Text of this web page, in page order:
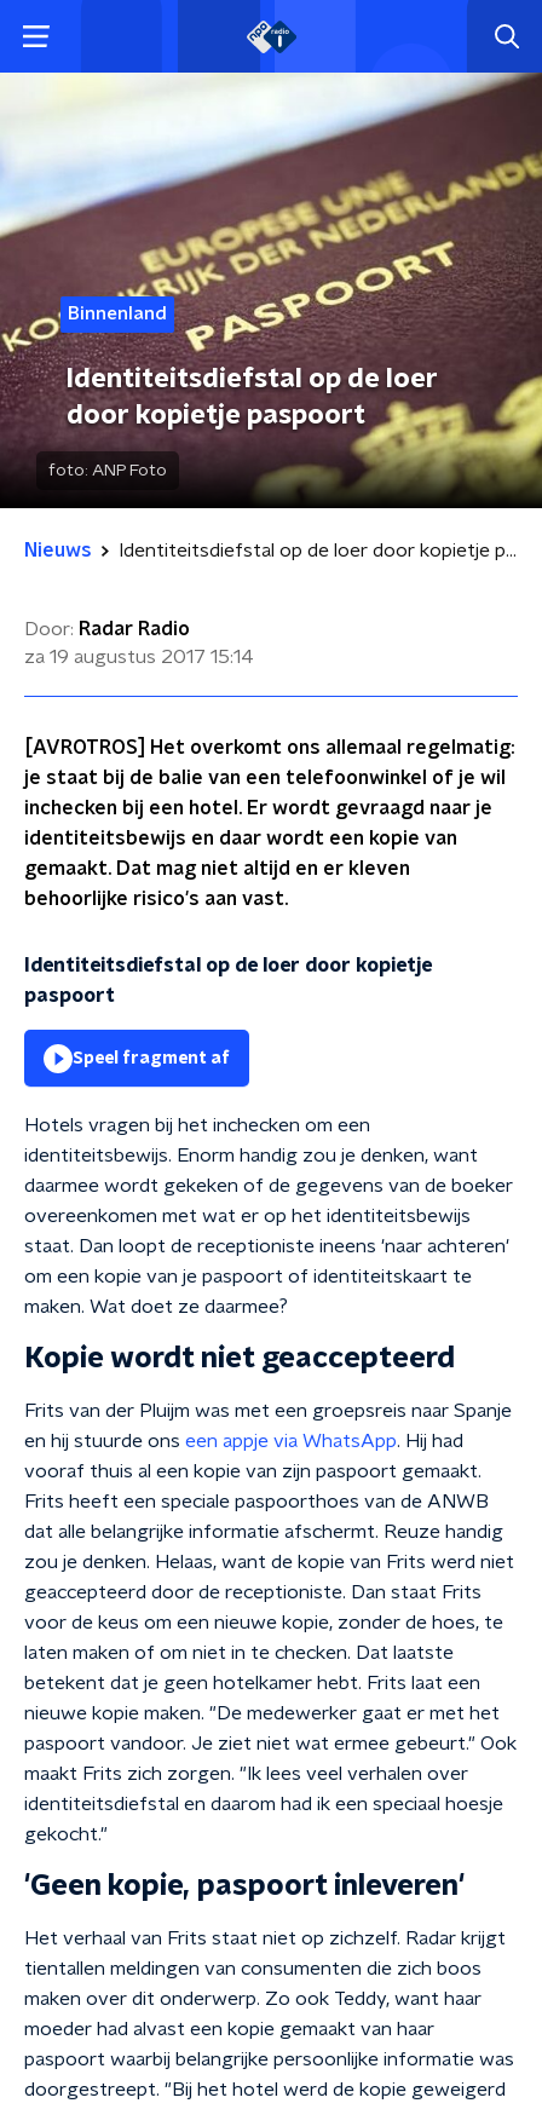
Binnenland
Identiteitsdiefstal op de loer
door kopietje paspoort
foto: ANP Foto
Nieuws Identiteitsdiefstal op de loer door kopietje paspoort
Door: Radar Radio
za 19 augustus 2017 15:14
[AVROTROS] Het overkomt ons allemaal regelmatig:
je staat bij de balie van een telefoonwinkel of je wil
inchecken bij een hotel. Er wordt gevraagd naar je
identiteitsbewijs en daar wordt een kopie van
gemaakt. Dat mag niet altijd en er kleven
behoorlijke risico's aan vast.
Identiteitsdiefstal op de loer door kopietje
paspoort
Speel fragment af
Hotels vragen bij het inchecken om een
identiteitsbewijs. Enorm handig zou je denken, want
daarmee wordt gekeken of de gegevens van de boeker
overeenkomen met wat er op het identiteitsbewijs
staat. Dan loopt de receptioniste ineens 'naar achteren'
om een kopie van je paspoort of identiteitskaart te
maken. Wat doet ze daarmee?
Kopie wordt niet geaccepteerd
Frits van der Pluijm was met een groepsreis naar Spanje
en hij stuurde ons een appje via WhatsApp. Hij had
vooraf thuis al een kopie van zijn paspoort gemaakt.
Frits heeft een speciale paspoorthoes van de ANWB
dat alle belangrijke informatie afschermt. Reuze handig
zou je denken. Helaas, want de kopie van Frits werd niet
geaccepteerd door de receptioniste. Dan staat Frits
voor de keus om een nieuwe kopie, zonder de hoes, te
laten maken of om niet in te checken. Dat laatste
betekent dat je geen hotelkamer hebt. Frits laat een
nieuwe kopie maken. "De medewerker gaat er met het
paspoort vandoor. Je ziet niet wat ermee gebeurt." Ook
maakt Frits zich zorgen. "Ik lees veel verhalen over
identiteitsdiefstal en daarom had ik een speciaal hoesje
gekocht."
'Geen kopie, paspoort inleveren'
Het verhaal van Frits staat niet op zichzelf. Radar krijgt
tientallen meldingen van consumenten die zich boos
maken over dit onderwerp. Zo ook Teddy, want haar
moeder had alvast een kopie gemaakt van haar
paspoort waarbij belangrijke persoonlijke informatie was
doorgestreept. "Bij het hotel werd de kopie geweigerd